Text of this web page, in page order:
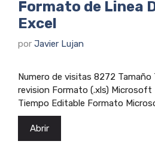
Formato de Linea
Excel
por Javier Lujan
Numero de visitas 8272
revision Formato (.xls)
Tiempo Editable Formato
Abrir